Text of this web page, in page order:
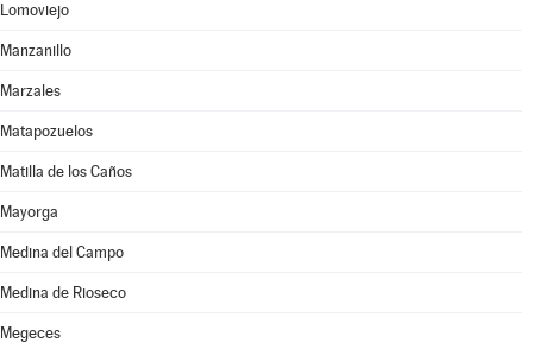
Lomoviejo
Manzanillo
Marzales
Matapozuelos
Matilla de los Caños
Mayorga
Medina del Campo
Medina de Rioseco
Megeces